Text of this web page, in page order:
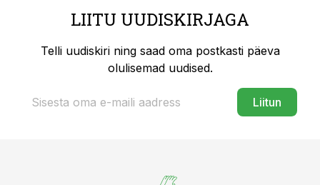
LIITU UUDISKIRJAGA
Telli uudiskiri ning saad oma postkasti päeva
olulisemad uudised.
Liitun